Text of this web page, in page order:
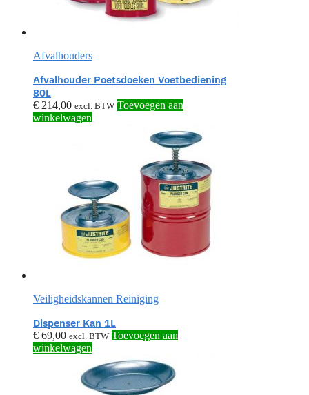
Afvalhouders
Afvalhouder Poetsdoeken Voetbediening
80L
€ 214,00 excl. BTW Toevoegen aan
winkelwagen
Veiligheidskannen Reiniging
Dispenser Kan 1L
€ 69,00 excl. BTW Toevoegen aan
winkelwagen